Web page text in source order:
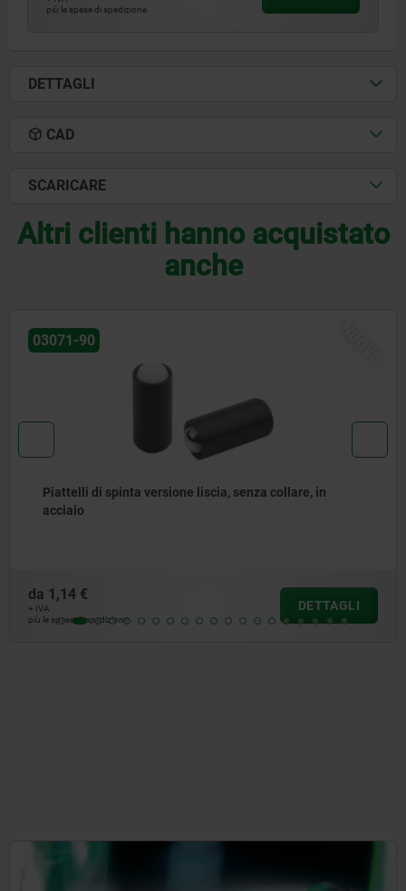
più le spese di spedizione
DETTAGLI
CAD
SCARICARE
Altri clienti hanno acquistato
anche
NUOVO
Piattelli di spinta per montaggio a pressione,
più le spese di spedizione